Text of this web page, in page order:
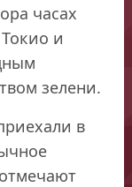
часах
и
зелени.
в